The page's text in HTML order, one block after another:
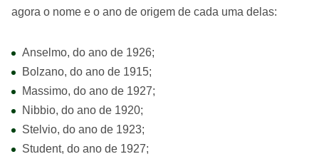
agora o nome e o ano de origem de cada uma delas:
Anselmo, do ano de 1926;
Bolzano, do ano de 1915;
Massimo, do ano de 1927;
Nibbio, do ano de 1920;
Stelvio, do ano de 1923;
Student, do ano de 1927;